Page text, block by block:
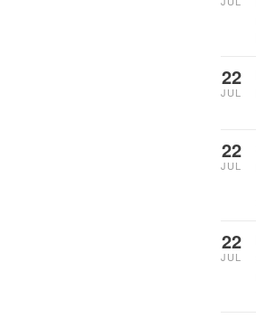
22
JUL
22
JUL
22
JUL